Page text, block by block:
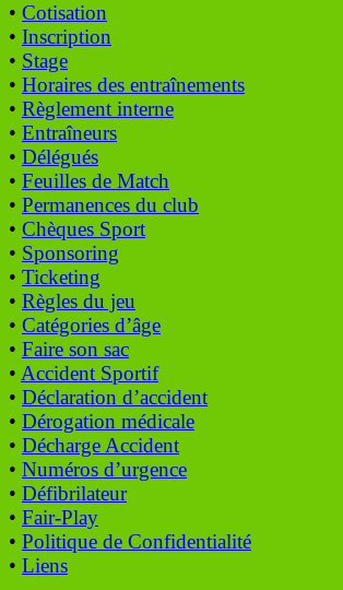
• Cotisation
• Inscription
• Stage
• Horaires des entraînements
• Règlement interne
• Entraîneurs
• Délégués
• Feuilles de Match
• Permanences du club
• Chèques Sport
• Sponsoring
• Ticketing
• Règles du jeu
• Catégories d’âge
• Faire son sac
• Accident Sportif
• Déclaration d’accident
• Dérogation médicale
• Décharge Accident
• Numéros d’urgence
• Défibrilateur
• Fair-Play
• Politique de Confidentialité
• Liens